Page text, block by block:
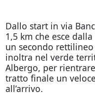
Dallo start in via
1,5 km che esce
un secondo
inoltra nel verde
Albergo, per
tratto finale un
all’arrivo.